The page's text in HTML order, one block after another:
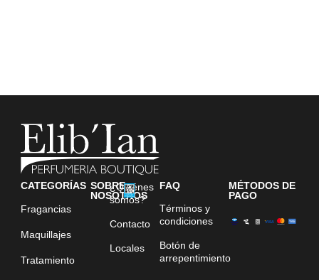
CATEGORÍAS
Fragancias
Maquillajes
Tratamiento
SOBRE
NOSOTROS
¿Quiénes
somos?
Contacto
Locales
FAQ
Términos y
condiciones
Botón de
arrepentimiento
MÉTODOS DE
PAGO